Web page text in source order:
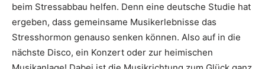
beim Stressabbau helfen. Denn eine deutsche Studie hat
ergeben, dass gemeinsame Musikerlebnisse das
Stresshormon genauso senken können. Also auf in die
nächste Disco, ein Konzert oder zur heimischen